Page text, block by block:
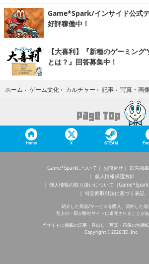
Game*Spark/インサイド公式
好評稼働中！
【大喜利】『新種のゲーミング
とは？』回答募集中！
ホーム › ゲーム文化 › カルチャー › 記事 › 写真・画像
Home X STEAM
Game*Sparkについて お問合せ 広告掲載
個人情報保護方針
個人情報の取り扱いについて（Game*Spark
特定商取引法に基づく表記
紹介した商品/サービスを購入、契約した場
売上の一部が弊社サイトに還元されることがあ
当サイトに掲載の記事・見出し・写真・画像の無断転
Copyright © 2026 IID, Inc.